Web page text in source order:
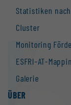
Statistiken
Cluster
Monitoring
ESFRI-AT-
Galerie
ÜBER